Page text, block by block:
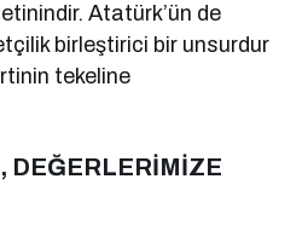
Atatürk’ün de
birleştirici bir unsurdur
tekeline
DEĞERLERİMİZE